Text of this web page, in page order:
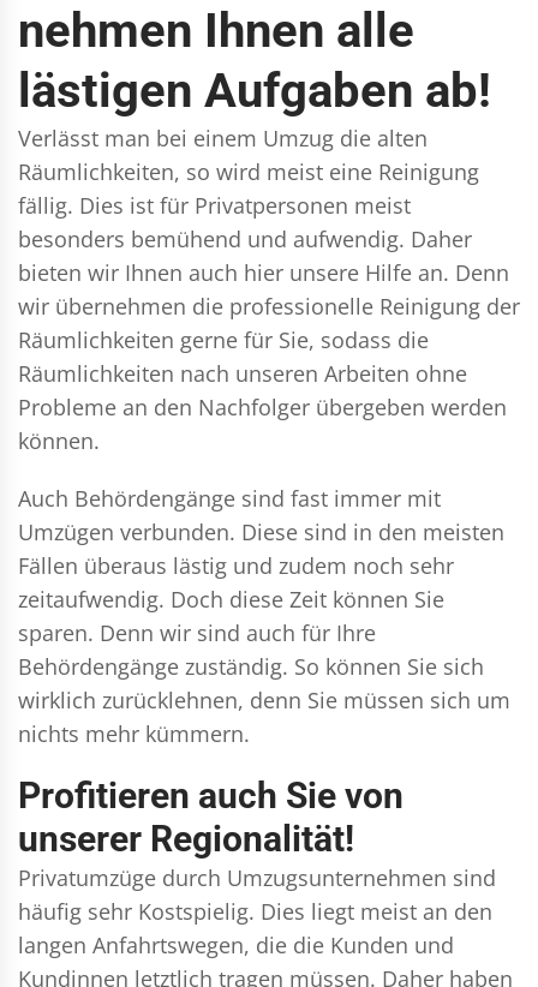
nehmen Ihnen alle
lästigen Aufgaben ab!
Verlässt man bei einem Umzug die alten
Räumlichkeiten, so wird meist eine Reinigung
fällig. Dies ist für Privatpersonen meist
besonders bemühend und aufwendig. Daher
bieten wir Ihnen auch hier unsere Hilfe an. Denn
wir übernehmen die professionelle Reinigung der
Räumlichkeiten gerne für Sie, sodass die
Räumlichkeiten nach unseren Arbeiten ohne
Probleme an den Nachfolger übergeben werden
können.
Auch Behördengänge sind fast immer mit
Umzügen verbunden. Diese sind in den meisten
Fällen überaus lästig und zudem noch sehr
zeitaufwendig. Doch diese Zeit können Sie
sparen. Denn wir sind auch für Ihre
Behördengänge zuständig. So können Sie sich
wirklich zurücklehnen, denn Sie müssen sich um
nichts mehr kümmern.
Profitieren auch Sie von
unserer Regionalität!
Privatumzüge durch Umzugsunternehmen sind
häufig sehr Kostspielig. Dies liegt meist an den
langen Anfahrtswegen, die die Kunden und
Kundinnen letztlich tragen müssen. Daher haben